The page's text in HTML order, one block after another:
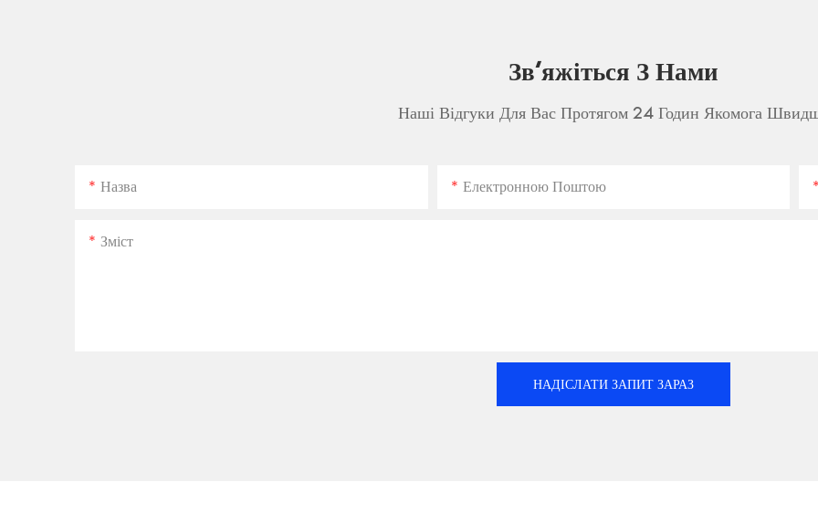
Зв'яжіться З Нами
Наші Відгуки Для Вас Протягом 24 Годин Якомога
Назва Електронною Поштою
Зміст
НАДІСЛАТИ ЗАПИТ ЗАРАЗ